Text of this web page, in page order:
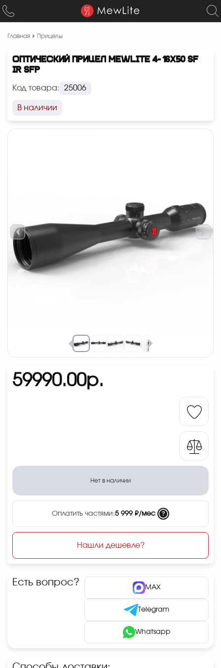
Главная Прицелы
ОПТИЧЕСКИЙ ПРИЦЕЛ MEWLITE 4-16X50 SF
IR SFP
Код товара: 25006
В наличии
59990.00р.
Нет в наличии
Оплатить частями:5 999 ₽/мес ?
Нашли дешевле?
Есть вопрос? MAX
Telegram
Whatsapp